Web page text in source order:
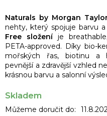
Naturals by Morgan
nehty, který spojuje barvu
Free složeníje
PETA-approved. Díky bio-
mořských řas, biotinu a
pevnější a zdravější vzhled
krásnou barvu a salonní
Skladem
Můžeme doručit do: